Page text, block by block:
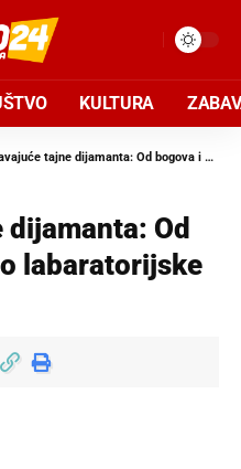
KULTURA
tajne dijamanta: Od bogova i zvezda do labaratorijske čarolije
Od
labaratorijske